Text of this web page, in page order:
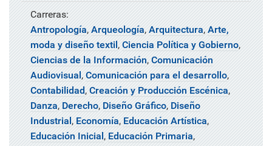
Carreras:
Antropología,Arqueología,Arquitectura,Arte,
moda y diseño textil,Ciencia Política y Gobierno,
Ciencias de la Información,Comunicación
Audiovisual,Comunicación para el desarrollo,
Contabilidad,Creación y Producción Escénica,
Danza,Derecho,Diseño Gráfico,Diseño
Industrial,Economía,Educación Artística,
Educación Inicial,Educación Primaria,